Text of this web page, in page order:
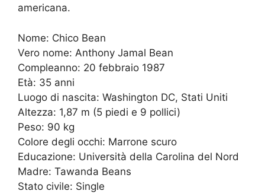
americana.
Nome: Chico Bean
Vero nome: Anthony Jamal Bean
Compleanno: 20 febbraio 1987
Età: 35 anni
Luogo di nascita: Washington DC, Stati Uniti
Altezza: 1,87 m (5 piedi e 9 pollici)
Peso: 90 kg
Colore degli occhi: Marrone scuro
Educazione: Università della Carolina del Nord
Madre: Tawanda Beans
Stato civile: Single